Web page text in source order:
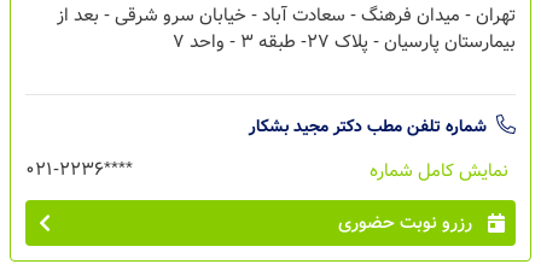
تهران - میدان فرهنگ - سعادت آباد - خیابان سرو شرقی - بعد از
بیمارستان پارسیان - پلاک 27- طبقه 3 - واحد 7
شماره تلفن مطبدکتر مجید بشکار
نمایش کامل شماره
021-2236****
رزرو نوبت حضوری